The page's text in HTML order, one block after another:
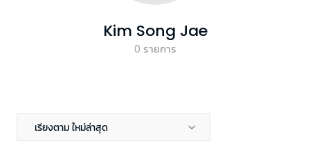
Kim Song Jae
0 รายการ
เรียงตาม ใหม่ล่าสุด